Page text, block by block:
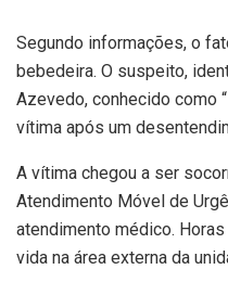
Segundo informações, o
bebedeira. O suspeito,
Azevedo, conhecido como
vítima após um
A vítima chegou a ser
Atendimento Móvel de
atendimento médico.
vida na área externa da